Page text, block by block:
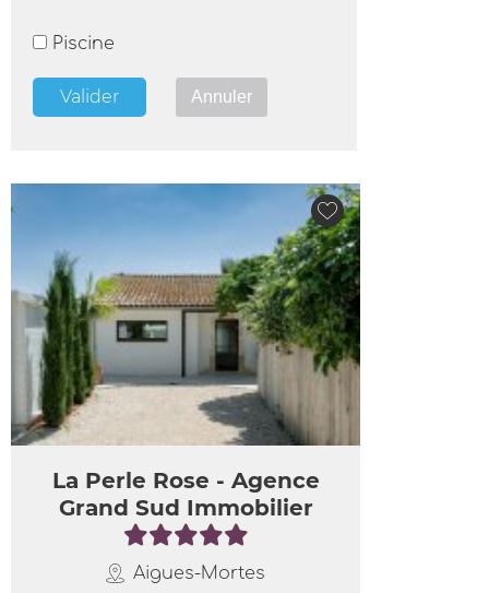
Piscine
Valider Annuler
La Perle Rose - Agence
Grand Sud Immobilier
Aigues-Mortes